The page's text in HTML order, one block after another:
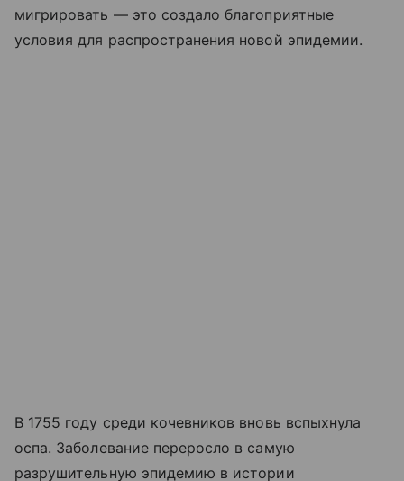
мигрировать — это создало благоприятные
условия для распространения новой эпидемии.
В 1755 году среди кочевников вновь вспыхнула
оспа. Заболевание переросло в самую
разрушительную эпидемию в истории